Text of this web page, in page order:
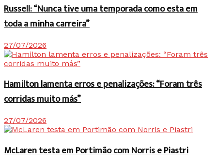
Russell: “Nunca tive uma temporada como esta em
toda a minha carreira”
27/07/2026
Hamilton lamenta erros e penalizações: “Foram três
corridas muito más”
27/07/2026
McLaren testa em Portimão com Norris e Piastri